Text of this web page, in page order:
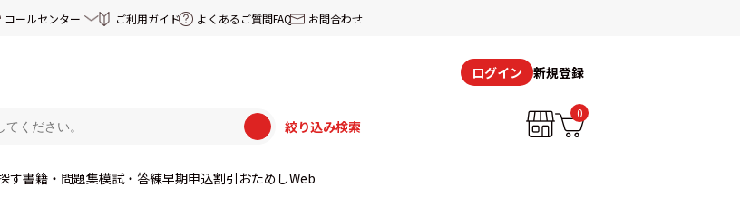
コールセンター ご利用ガイド よくあるご質問FAQ お問合わせ
ログイン 新規登録
絞り込み検索
0
す書籍・問題集模試・答練早期申込割引 おためしWeb